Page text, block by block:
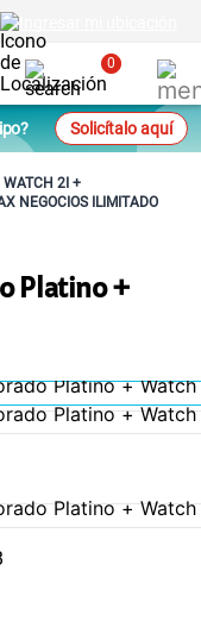
0
Solicítalo aquí
WATCH 2I +
NEGOCIOS ILIMITADO
Platino +